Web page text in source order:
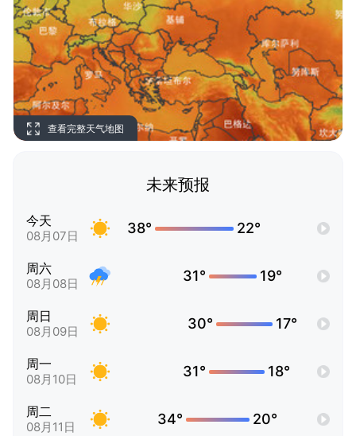
查看完整天气地图
未来预报
今天
08月07日 38° 22°
周六
08月08日 31° 19°
周日
08月09日 30° 17°
周一
08月10日 31° 18°
周二
08月11日 34° 20°